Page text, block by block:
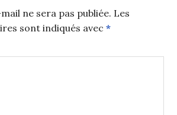
ne sera pas publiée. Les
sont indiqués avec*